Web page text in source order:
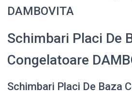
DAMBOVITA
Schimbari Placi De
Congelatoare
Schimbari Placi De Baza